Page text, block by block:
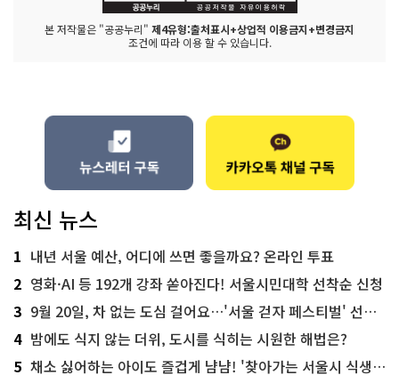
본 저작물은 "공공누리" 제4유형:출처표시+상업적 이용금지+변경금지
조건에 따라 이용 할 수 있습니다.
최신 뉴스
1 내년 서울 예산, 어디에 쓰면 좋을까요? 온라인 투표
2 영화·AI 등 192개 강좌 쏟아진다! 서울시민대학 선착순 신청
3 9월 20일, 차 없는 도심 걸어요…'서울 걷자 페스티벌' 선착순 5천명
4 밤에도 식지 않는 더위, 도시를 식히는 시원한 해법은?
5 채소 싫어하는 아이도 즐겁게 냠냠! '찾아가는 서울시 식생활 교육' 현장